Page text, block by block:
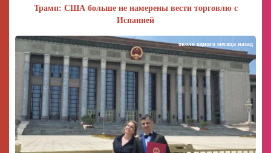
Трамп: США больше не намерены вести торговлю с
Испанией
около одного месяца назад